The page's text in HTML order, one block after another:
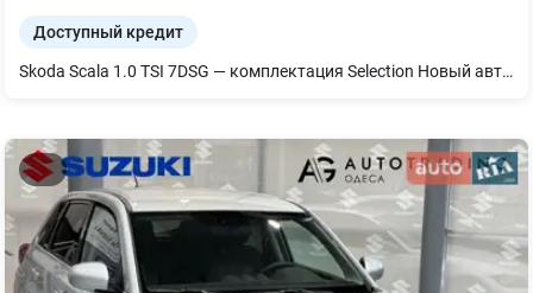
Доступный кредит
Skoda Scala 1.0 TSI 7DSG — комплектация Selection Новый автомобиль 2025 года в наличии у официального дилера SKODA — Автотрейдинг Одесса Технические характеристики: Двигатель: 1.0 TSI, 115 л.с. Коробка: 7-ступенчатая DSG Привод: передний Расход топлива: 5–6 л/100 км Гарантия: 4 года / 90 000 км Комплектация Selection включает: LED-фары Подогрев передних сидений Мультимедиа с Apple CarPlay / Android Auto Климат контроль подогрев руля задние датчики парковки Бортовой компьютер Легкосплавные диски Simply Clever решения Могу добавить конкретные опции именно вашей машины: цвет, диски, камера, квадратное колесо, сигнализация, зимний пакет — напишите, что есть. Преимущества Scala: Самый большой багажник в классе (до 467 л) Комфорт ?koda по доступной цене Высокая безопасность — 5? EuroNCAP Идеальна для семьи и города Предложения для покупателей: TRADE-IN — выгодно примем ваше авто Лизинг / кредит с минимальными ставками Полное сопровождение оформления Тест-драйв в любой день по записи